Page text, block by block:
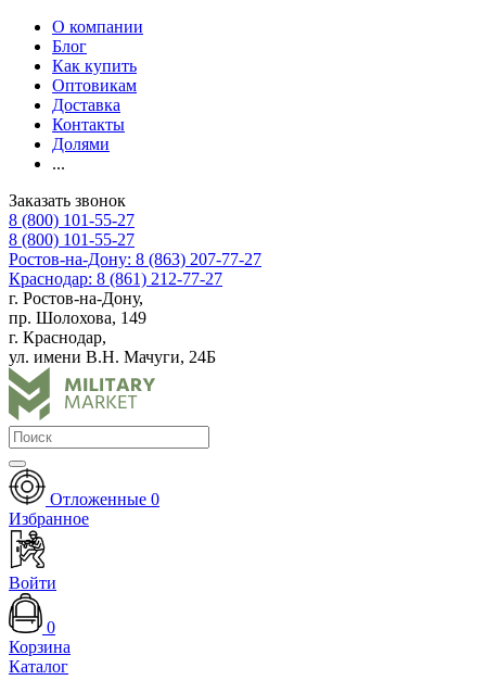
О компании
Блог
Как купить
Оптовикам
Доставка
Контакты
Долями
...
Заказать звонок
8 (800) 101-55-27
8 (800) 101-55-27
Ростов-на-Дону: 8 (863) 207-77-27
Краснодар: 8 (861) 212-77-27
г. Ростов-на-Дону,
пр. Шолохова, 149
г. Краснодар,
ул. имени В.Н. Мачуги, 24Б
Отложенные 0
Избранное
Войти
0
Корзина
Каталог